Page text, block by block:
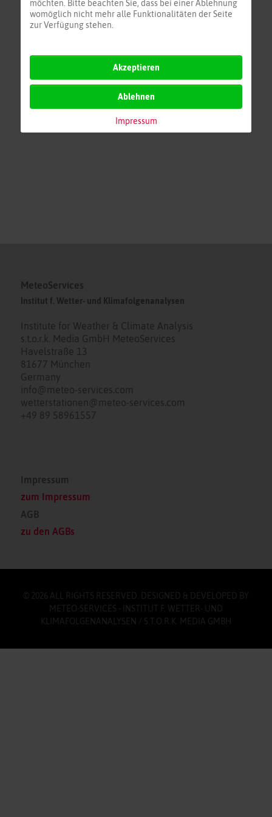
MeteoServices
Institut f. Wetter- und Klimafolgenanalysen
Institute for Weather & Climate Analysis
s.t.o.r.k. Media GmbH MeteoServices
Havelstraße 13
81677 München
Germany
info@meteo-services.com
wetterstationen@meteo-services.com
+49 89 58961557
Impressum
zum Impressum
AGB
zu den AGBs
© 2026 ALL RIGHTS RESERVED. DESIGNED & DEVELOPED BY
METEO-SERVICES - INSTITUT F. WETTER- UND
KLIMAFOLGENANALYSEN / S.T.O.R.K. MEDIA GMBH
möchten. Bitte beachten Sie, dass bei einer Ablehnung
womöglich nicht mehr alle Funktionalitäten der Seite
zur Verfügung stehen.
Akzeptieren
Ablehnen
Impressum